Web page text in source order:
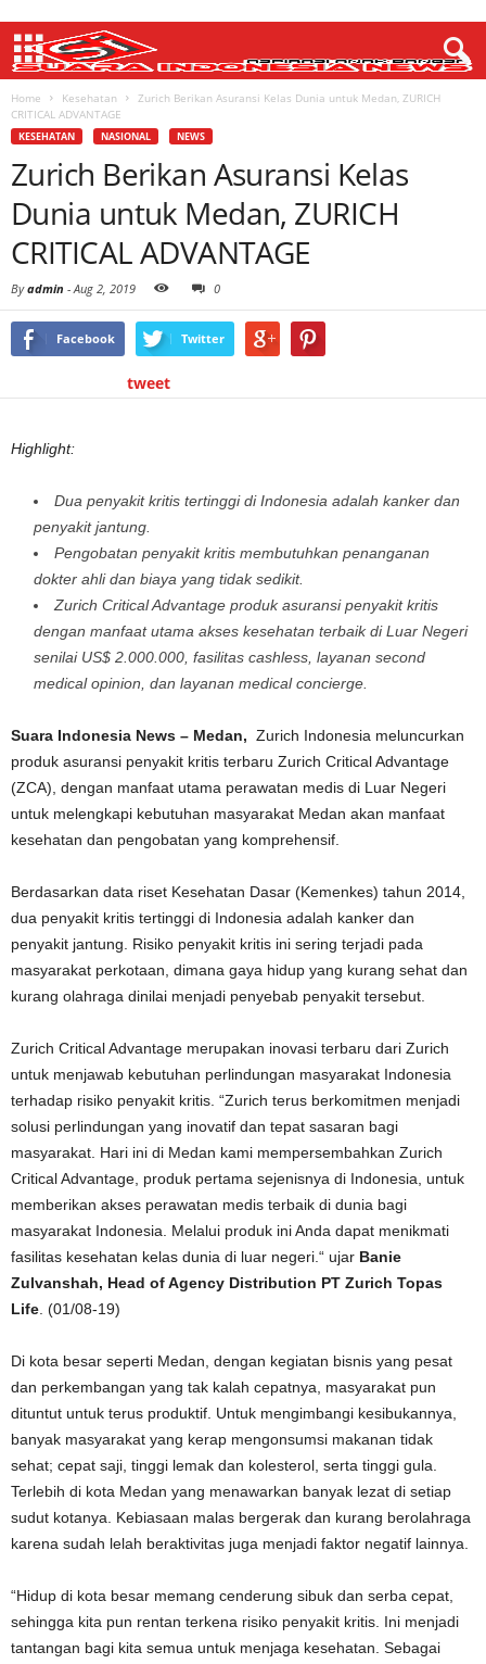
Home Kesehatan
Zurich Berikan Asuransi Kelas Dunia untuk Medan, ZURICH
CRITICAL ADVANTAGE
KESEHATAN NASIONAL NEWS
Zurich Berikan Asuransi Kelas
Dunia untuk Medan, ZURICH
CRITICAL ADVANTAGE
Byadmin - Aug 2, 2019 0
Facebook Twitter
tweet
Highlight:
Dua penyakit kritis tertinggi di Indonesia adalah kanker dan
penyakit jantung.
Pengobatan penyakit kritis membutuhkan penanganan
dokter ahli dan biaya yang tidak sedikit.
Zurich Critical Advantage produk asuransi penyakit kritis
dengan manfaat utama akses kesehatan terbaik di Luar Negeri
senilai US$ 2.000.000, fasilitas cashless, layanan second
medical opinion, dan layanan medical concierge.
Suara Indonesia News – Medan, Zurich Indonesia meluncurkan
produk asuransi penyakit kritis terbaru Zurich Critical Advantage
(ZCA), dengan manfaat utama perawatan medis di Luar Negeri
untuk melengkapi kebutuhan masyarakat Medan akan manfaat
kesehatan dan pengobatan yang komprehensif.
Berdasarkan data riset Kesehatan Dasar (Kemenkes) tahun 2014,
dua penyakit kritis tertinggi di Indonesia adalah kanker dan
penyakit jantung. Risiko penyakit kritis ini sering terjadi pada
masyarakat perkotaan, dimana gaya hidup yang kurang sehat dan
kurang olahraga dinilai menjadi penyebab penyakit tersebut.
Zurich Critical Advantage merupakan inovasi terbaru dari Zurich
untuk menjawab kebutuhan perlindungan masyarakat Indonesia
terhadap risiko penyakit kritis. “Zurich terus berkomitmen menjadi
solusi perlindungan yang inovatif dan tepat sasaran bagi
masyarakat. Hari ini di Medan kami mempersembahkan Zurich
Critical Advantage, produk pertama sejenisnya di Indonesia, untuk
memberikan akses perawatan medis terbaik di dunia bagi
masyarakat Indonesia. Melalui produk ini Anda dapat menikmati
fasilitas kesehatan kelas dunia di luar negeri.“ ujar Banie
Zulvanshah, Head of Agency Distribution PT Zurich Topas
Life . (01/08-19)
Di kota besar seperti Medan, dengan kegiatan bisnis yang pesat
dan perkembangan yang tak kalah cepatnya, masyarakat pun
dituntut untuk terus produktif. Untuk mengimbangi kesibukannya,
banyak masyarakat yang kerap mengonsumsi makanan tidak
sehat; cepat saji, tinggi lemak dan kolesterol, serta tinggi gula.
Terlebih di kota Medan yang menawarkan banyak lezat di setiap
sudut kotanya. Kebiasaan malas bergerak dan kurang berolahraga
karena sudah lelah beraktivitas juga menjadi faktor negatif lainnya.
“Hidup di kota besar memang cenderung sibuk dan serba cepat,
sehingga kita pun rentan terkena risiko penyakit kritis. Ini menjadi
tantangan bagi kita semua untuk menjaga kesehatan. Sebagai